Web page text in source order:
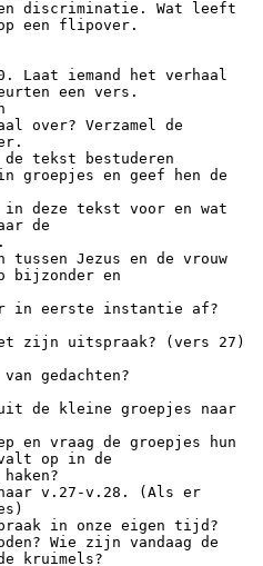
en discriminatie. Wat leeft
een flipover.
Laat iemand het verhaal
een vers.
over? Verzamel de
tekst bestuderen
groepjes en geef hen de
in deze tekst voor en wat
de
Jezus en de vrouw
bijzonder en
in eerste instantie af?
zijn uitspraak? (vers 27)
gedachten?
de kleine groepjes naar
en vraag de groepjes hun
op in de
v.27-v.28. (Als er
in onze eigen tijd?
Wie zijn vandaag de
kruimels?